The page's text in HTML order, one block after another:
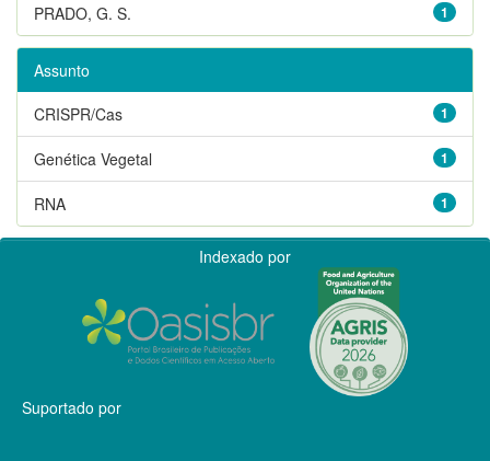
1
PRADO, G. S.
Assunto
1
CRISPR/Cas
1
Genética Vegetal
1
RNA
Indexado por
Suportado por